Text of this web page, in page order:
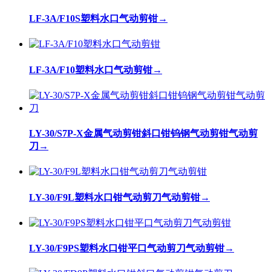
LF-3A/F10S塑料水口气动剪钳→
LF-3A/F10塑料水口气动剪钳→
LY-30/S7P-X金属气动剪钳斜口钳钨钢气动剪钳气动剪
刀 →
LY-30/F9L塑料水口钳气动剪刀气动剪钳→
LY-30/F9PS塑料水口钳平口气动剪刀气动剪钳→